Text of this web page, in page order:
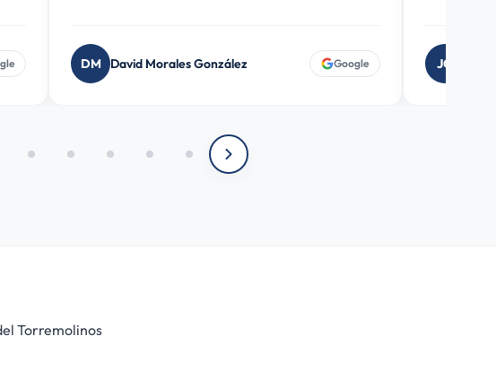
González Google José Cabrera